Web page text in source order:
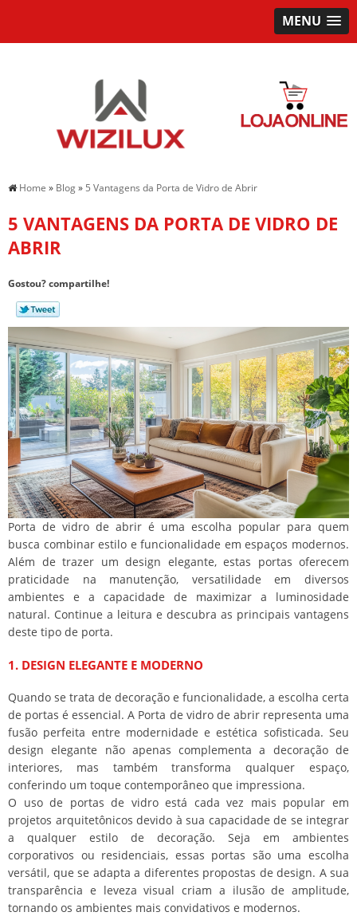
MENU
Home » Blog» 5 Vantagens da Porta de Vidro de Abrir
5 VANTAGENS DA PORTA DE VIDRO DE
ABRIR
Gostou? compartilhe!
Porta de vidro de abrir é uma escolha popular para quem
busca combinar estilo e funcionalidade em espaços modernos.
Além de trazer um design elegante, estas portas oferecem
praticidade na manutenção, versatilidade em diversos
ambientes e a capacidade de maximizar a luminosidade
natural. Continue a leitura e descubra as principais vantagens
deste tipo de porta.
1. DESIGN ELEGANTE E MODERNO
Quando se trata de decoração e funcionalidade, a escolha certa
de portas é essencial. A Porta de vidro de abrir representa uma
fusão perfeita entre modernidade e estética sofisticada. Seu
design elegante não apenas complementa a decoração de
interiores, mas também transforma qualquer espaço,
conferindo um toque contemporâneo que impressiona.
O uso de portas de vidro está cada vez mais popular em
projetos arquitetônicos devido à sua capacidade de se integrar
a qualquer estilo de decoração. Seja em ambientes
corporativos ou residenciais, essas portas são uma escolha
versátil, que se adapta a diferentes propostas de design. A sua
transparência e leveza visual criam a ilusão de amplitude,
tornando os ambientes mais convidativos e modernos.